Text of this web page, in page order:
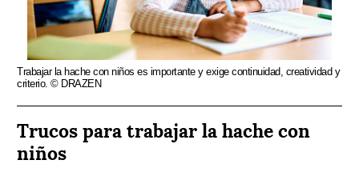
Trabajar la hache con niños es importante y exige continuidad, creatividad y
criterio. © DRAZEN
Trucos para trabajar la hache con
niños